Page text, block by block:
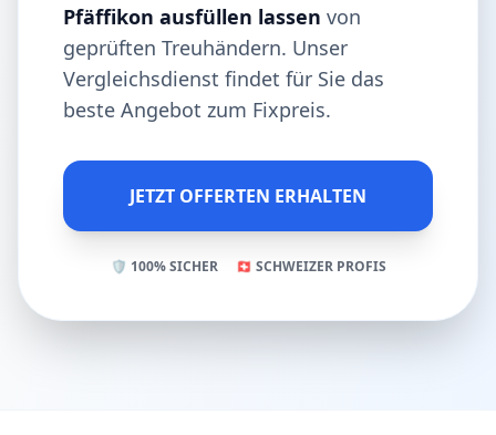
Pfäffikon ausfüllen lassen von
geprüften Treuhändern. Unser
Vergleichsdienst findet für Sie das
beste Angebot zum Fixpreis.
JETZT OFFERTEN ERHALTEN
🛡️ 100% SICHER 🇨🇭 SCHWEIZER PROFIS